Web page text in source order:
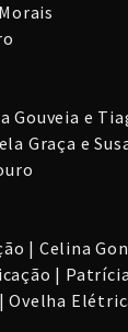
Gouveia e
Graça e
| Celina
|